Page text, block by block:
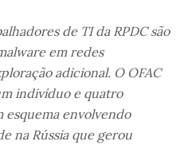
de TI da RPDC são
em redes
adicional. O OFAC
indivíduo e quatro
esquema envolvendo
na Rússia que gerou